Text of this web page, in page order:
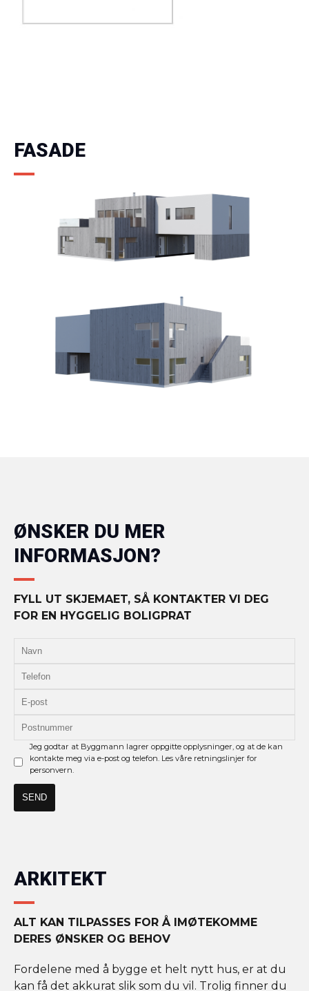
FASADE
ØNSKER DU MER
INFORMASJON?
FYLL UT SKJEMAET, SÅ KONTAKTER VI DEG
FOR EN HYGGELIG BOLIGPRAT
Jeg godtar at Byggmann lagrer oppgitte opplysninger, og at de kan
kontakte meg via e-post og telefon. Les våre retningslinjer for
personvern.
ARKITEKT
ALT KAN TILPASSES FOR Å IMØTEKOMME
DERES ØNSKER OG BEHOV
Fordelene med å bygge et helt nytt hus, er at du
kan få det akkurat slik som du vil. Trolig finner du